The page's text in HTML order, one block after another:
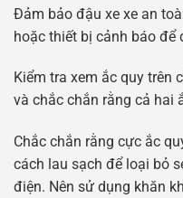
Đảm bảo đậu xe xe an
hoặc thiết bị cảnh báo để
Kiểm tra xem ắc quy trên
và chắc chắn rằng cả hai
Chắc chắn rằng cực ắc
cách lau sạch để loại bỏ
điện. Nên sử dụng khăn